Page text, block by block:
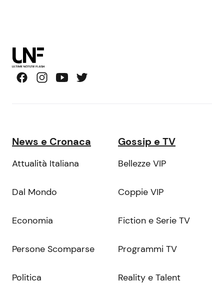
News e Cronaca
Attualità Italiana
Dal Mondo
Economia
Persone Scomparse
Politica
Gossip e TV
Bellezze VIP
Coppie VIP
Fiction e Serie TV
Programmi TV
Reality e Talent